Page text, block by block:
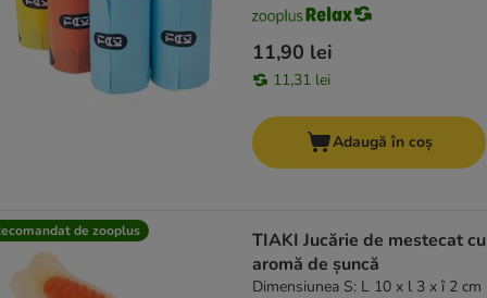
11,90 lei
11,31 lei
Adaugă în coș
de zooplus
TIAKI Jucărie de mestecat cu
aromă de șuncă
Dimensiunea S: L 10 x l 3 x î 2 cm